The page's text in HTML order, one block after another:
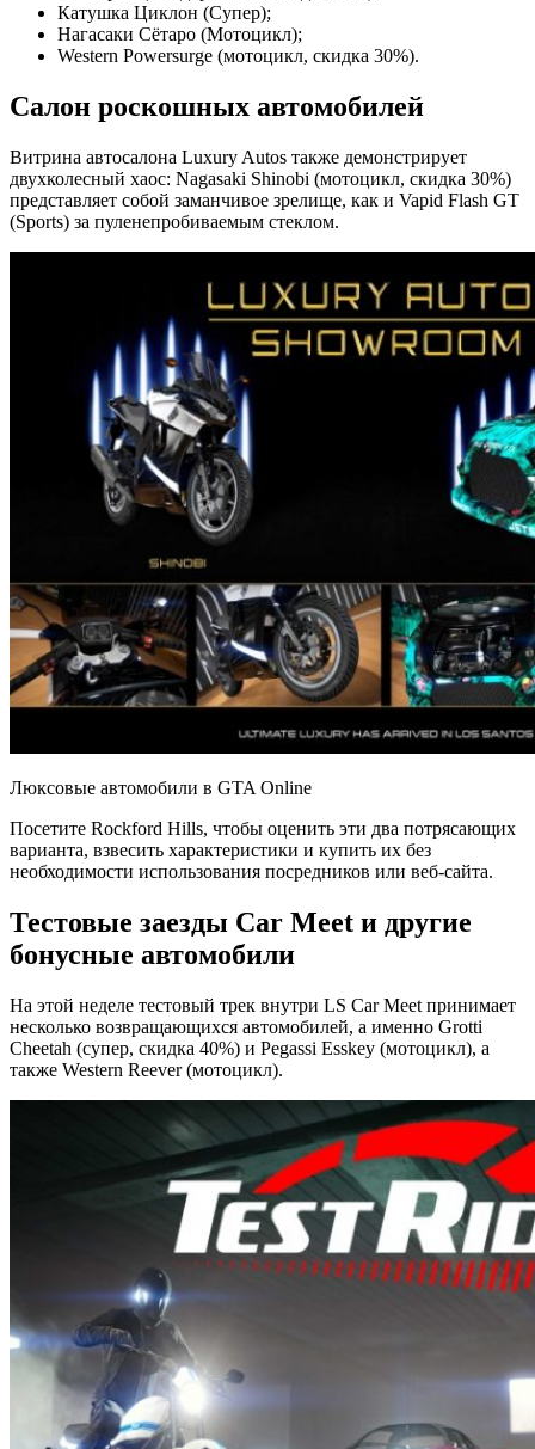
Катушка Циклон (Супер);
Нагасаки Сётаро (Мотоцикл);
Western Powersurge (мотоцикл, скидка 30%).
Салон роскошных автомобилей
Витрина автосалона Luxury Autos также демонстрирует
двухколесный хаос: Nagasaki Shinobi (мотоцикл, скидка 30%)
представляет собой заманчивое зрелище, как и Vapid Flash GT
(Sports) за пуленепробиваемым стеклом.
Люксовые автомобили в GTA Online
Посетите Rockford Hills, чтобы оценить эти два потрясающих
варианта, взвесить характеристики и купить их без
необходимости использования посредников или веб-сайта.
Тестовые заезды Car Meet и другие
бонусные автомобили
На этой неделе тестовый трек внутри LS Car Meet принимает
несколько возвращающихся автомобилей, а именно Grotti
Cheetah (супер, скидка 40%) и Pegassi Esskey (мотоцикл), а
также Western Reever (мотоцикл).